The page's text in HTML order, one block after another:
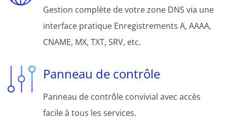
Gestion complète de votre zone DNS via une
interface pratique Enregistrements A, AAAA,
CNAME, MX, TXT, SRV, etc.
Panneau de contrôle
Panneau de contrôle convivial avec accès
facile à tous les services.